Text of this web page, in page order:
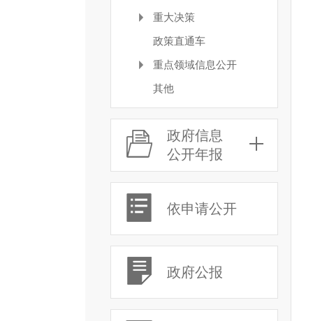
重大决策
政策直通车
重点领域信息公开
其他
政府信息
公开年报
依申请公开
政府公报